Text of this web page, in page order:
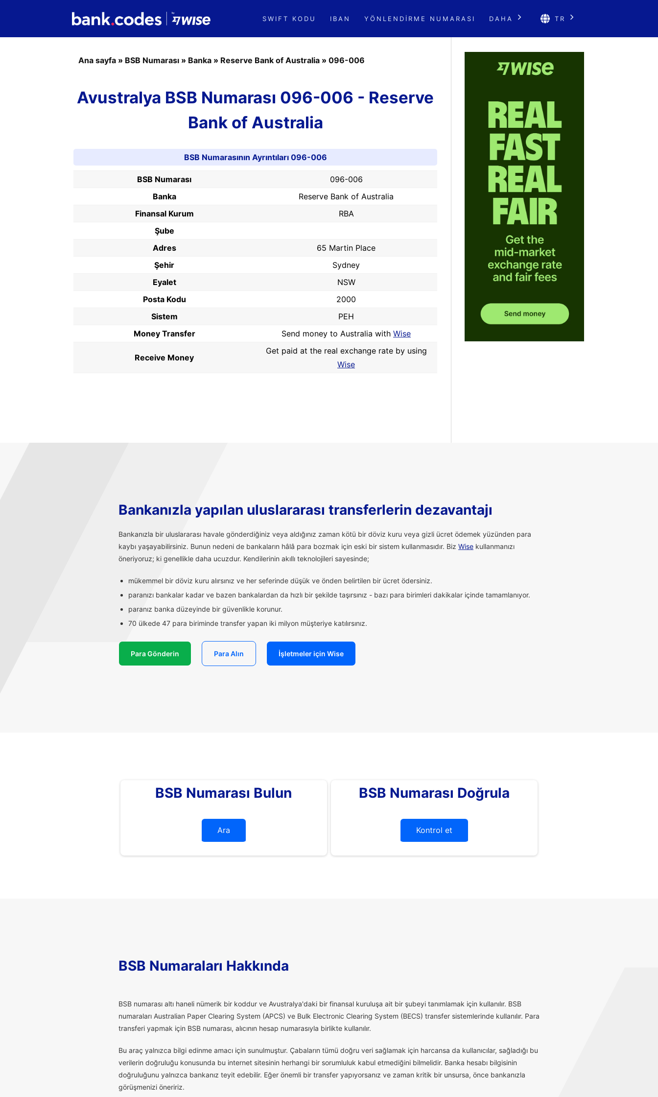
SWIFT KODU IBAN YÖNLENDIRME NUMARASI DAHA TR
Ana sayfa » BSB Numarası » Banka » Reserve Bank of Australia » 096-006
Avustralya BSB Numarası 096-006 - Reserve
Bank of Australia
BSB Numarasının Ayrıntıları 096-006
BSB Numarası
096-006
Banka
Reserve Bank of Australia
Finansal Kurum
RBA
Şube
Adres
65 Martin Place
Şehir
Sydney
Eyalet
NSW
Posta Kodu
2000
Sistem
PEH
Money Transfer
Send money to Australia with Wise
Receive Money
Get paid at the real exchange rate by using
Wise
Bankanızla yapılan uluslararası transferlerin dezavantajı
Bankanızla bir uluslararası havale gönderdiğiniz veya aldığınız zaman kötü bir döviz kuru veya gizli ücret ödemek yüzünden para
kaybı yaşayabilirsiniz. Bunun nedeni de bankaların hâlâ para bozmak için eski bir sistem kullanmasıdır. Biz Wise kullanmanızı
öneriyoruz; ki genellikle daha ucuzdur. Kendilerinin akıllı teknolojileri sayesinde;
mükemmel bir döviz kuru alırsınız ve her seferinde düşük ve önden belirtilen bir ücret ödersiniz.
paranızı bankalar kadar ve bazen bankalardan da hızlı bir şekilde taşırsınız - bazı para birimleri dakikalar içinde tamamlanıyor.
paranız banka düzeyinde bir güvenlikle korunur.
70 ülkede 47 para biriminde transfer yapan iki milyon müşteriye katılırsınız.
Para Gönderin Para Alın İşletmeler için Wise
BSB Numarası Bulun
Ara
BSB Numarası Doğrula
Kontrol et
BSB Numaraları Hakkında
BSB numarası altı haneli nümerik bir koddur ve Avustralya'daki bir finansal kuruluşa ait bir şubeyi tanımlamak için kullanılır. BSB
numaraları Australian Paper Clearing System (APCS) ve Bulk Electronic Clearing System (BECS) transfer sistemlerinde kullanılır. Para
transferi yapmak için BSB numarası, alıcının hesap numarasıyla birlikte kullanılır.
Bu araç yalnızca bilgi edinme amacı için sunulmuştur. Çabaların tümü doğru veri sağlamak için harcansa da kullanıcılar, sağladığı bu
verilerin doğruluğu konusunda bu internet sitesinin herhangi bir sorumluluk kabul etmediğini bilmelidir. Banka hesabı bilgisinin
doğruluğunu yalnızca bankanız teyit edebilir. Eğer önemli bir transfer yapıyorsanız ve zaman kritik bir unsursa, önce bankanızla
görüşmenizi öneririz.